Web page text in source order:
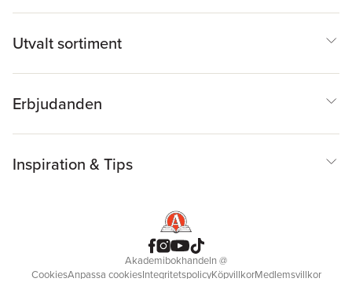
Utvalt sortiment
Erbjudanden
Inspiration & Tips
Akademibokhandeln@
CookiesAnpassa cookiesIntegritetspolicyKöpvillkorMedlemsvillkor